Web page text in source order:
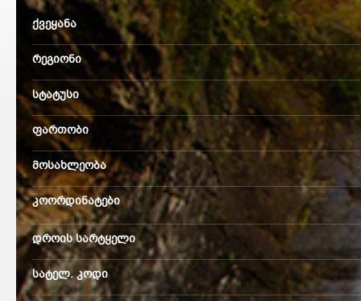
ქვეყანა
რეგიონი
სტატუსი
ფართობი
მოსახლეობა
კოორდინატები
დროის სარტყელი
სატელ. კოდი